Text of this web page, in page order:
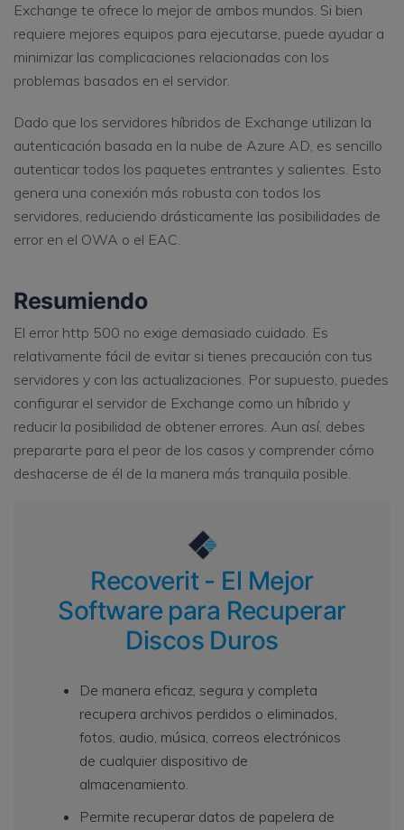
Exchange te ofrece lo mejor de ambos mundos. Si bien
requiere mejores equipos para ejecutarse, puede ayudar a
minimizar las complicaciones relacionadas con los
problemas basados en el servidor.
Dado que los servidores híbridos de Exchange utilizan la
autenticación basada en la nube de Azure AD, es sencillo
autenticar todos los paquetes entrantes y salientes. Esto
genera una conexión más robusta con todos los
servidores, reduciendo drásticamente las posibilidades de
error en el OWA o el EAC.
Resumiendo
El error http 500 no exige demasiado cuidado. Es
relativamente fácil de evitar si tienes precaución con tus
servidores y con las actualizaciones. Por supuesto, puedes
configurar el servidor de Exchange como un híbrido y
reducir la posibilidad de obtener errores. Aun así, debes
prepararte para el peor de los casos y comprender cómo
deshacerse de él de la manera más tranquila posible.
Recoverit - El Mejor
Software para Recuperar
Discos Duros
De manera eficaz, segura y completa
recupera archivos perdidos o eliminados,
fotos, audio, música, correos electrónicos
de cualquier dispositivo de
almacenamiento.
Permite recuperar datos de papelera de